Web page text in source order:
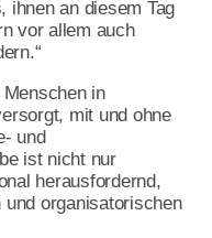
für AWO
Preis
ihnen an diesem Tag
vor allem auch
in
mit und ohne
und
ist nicht nur
herausfordernd,
organisatorischen